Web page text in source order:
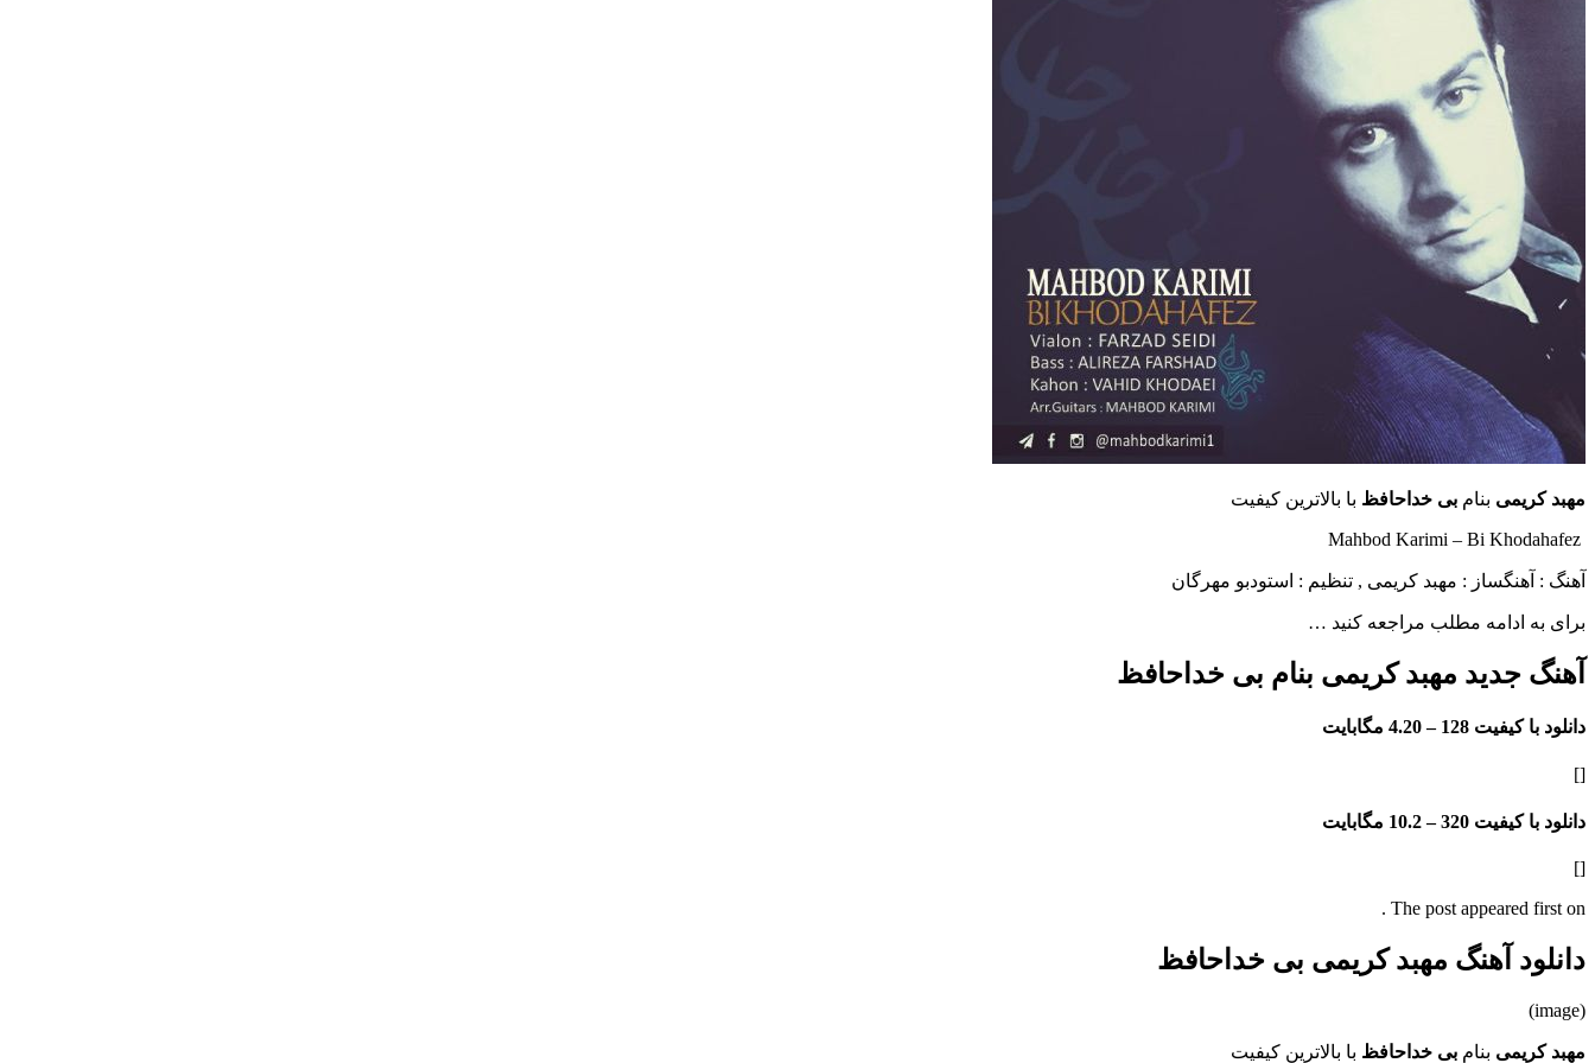
مهبد کریمی بنام بی خداحافظ با بالاترین کیفیت
آهنگ : آهنگساز : مهبد کریمی , تنظیم : استودبو مهرگان
برای به ادامه مطلب مراجعه کنید …
آهنگ جدید مهبد کریمی بنام بی خداحافظ
دانلود با کیفیت 128 – 4.20 مگابایت
[]
دانلود با کیفیت 320 – 10.2 مگابایت
[]
The post appeared first on .
دانلود آهنگ مهبد کریمی بی خداحافظ
(image)
مهبد کریمی بنام بی خداحافظ با بالاترین کیفیت